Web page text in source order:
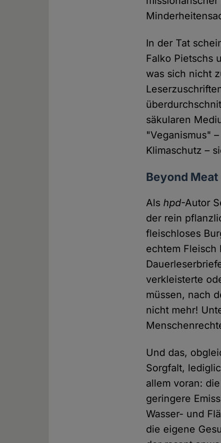
In der Tat
Falko Pietschs
was sich nicht
säkularen
"Veganismus"
Klimaschutz –
Beyond Meat
Alshpd-Autor
der rein
fleischloses
echtem Fleisch
verkleisterte
müssen, nach
nicht mehr!
Und das,
Sorgfalt,
allem voran:
geringere
Wasser- und
die eigene